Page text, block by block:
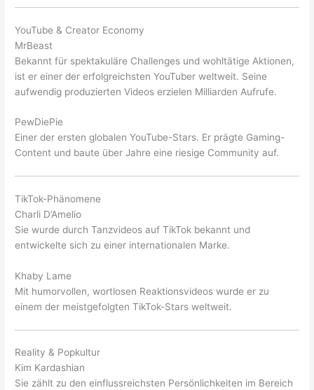
YouTube & Creator Economy
MrBeast
Bekannt für spektakuläre Challenges und wohltätige Aktionen,
ist er einer der erfolgreichsten YouTuber weltweit. Seine
aufwendig produzierten Videos erzielen Milliarden Aufrufe.
PewDiePie
Einer der ersten globalen YouTube-Stars. Er prägte Gaming-
Content und baute über Jahre eine riesige Community auf.
TikTok-Phänomene
Charli D’Amelio
Sie wurde durch Tanzvideos auf TikTok bekannt und
entwickelte sich zu einer internationalen Marke.
Khaby Lame
Mit humorvollen, wortlosen Reaktionsvideos wurde er zu
einem der meistgefolgten TikTok-Stars weltweit.
Reality & Popkultur
Kim Kardashian
Sie zählt zu den einflussreichsten Persönlichkeiten im Bereich